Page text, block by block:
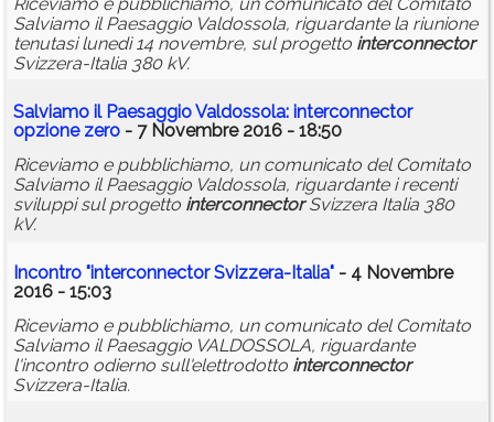
Riceviamo e pubblichiamo, un comunicato del Comitato
Salviamo il Paesaggio Valdossola, riguardante la riunione
tenutasi lunedì 14 novembre, sul progetto interconnector
Svizzera-Italia 380 kV.
Salviamo il Paesaggio Valdossola: interconnector
opzione zero - 7 Novembre 2016 - 18:50
Riceviamo e pubblichiamo, un comunicato del Comitato
Salviamo il Paesaggio Valdossola, riguardante i recenti
sviluppi sul progetto interconnectorSvizzera Italia 380
kV.
Incontro "interconnectorSvizzera-Italia" - 4 Novembre
2016 - 15:03
Riceviamo e pubblichiamo, un comunicato del Comitato
Salviamo il Paesaggio VALDOSSOLA, riguardante
l'incontro odierno sull'elettrodotto interconnector
Svizzera-Italia.